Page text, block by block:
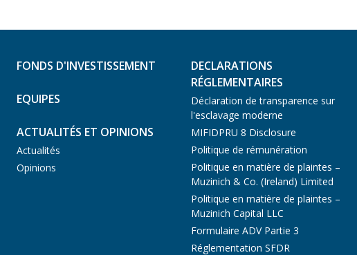
FONDS D'INVESTISSEMENT
EQUIPES
ACTUALITÉS ET OPINIONS
Actualités
Opinions
DECLARATIONS
RÉGLEMENTAIRES
Déclaration de transparence sur
l'esclavage moderne
MIFIDPRU 8 Disclosure
Politique de rémunération
Politique en matière de plaintes –
Muzinich & Co. (Ireland) Limited
Politique en matière de plaintes –
Muzinich Capital LLC
Formulaire ADV Partie 3
Réglementation SFDR